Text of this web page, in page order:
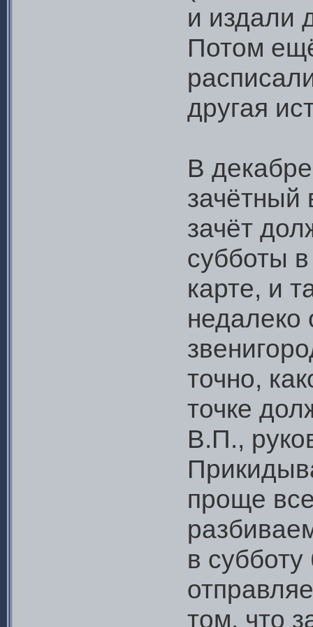
и издали
Потом
другая
В
зачёт
субботы
карте, и
недалеко
точно,
точке
В.П.,
проще
в
том, что